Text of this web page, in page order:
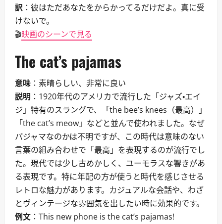
訳 ：彼はただあなたをからかってるだけだよ。真に受
けないで。
🎬映画のシーンで見る
The cat’s pajamas
意味 ：素晴らしい、非常に良い
説明 ：1920年代のアメリカで流行した「ジャズ・エイ
ジ」特有のスラングで、「the bee’s knees（最高）」
「the cat’s meow」などと並んで使われました。なぜ
パジャマなのかは不明ですが、この時代は意味のない
言葉の組み合わせで「最高」を表現するのが流行でし
た。現代では少し古めかしく、ユーモラスな響きがあ
る表現です。特に年配の方が使うと時代を感じさせる
レトロな魅力があります。カジュアルな会話や、わざ
とヴィンテージな雰囲気を出したい時に効果的です。
例文 ：This new phone is the cat’s pajamas!